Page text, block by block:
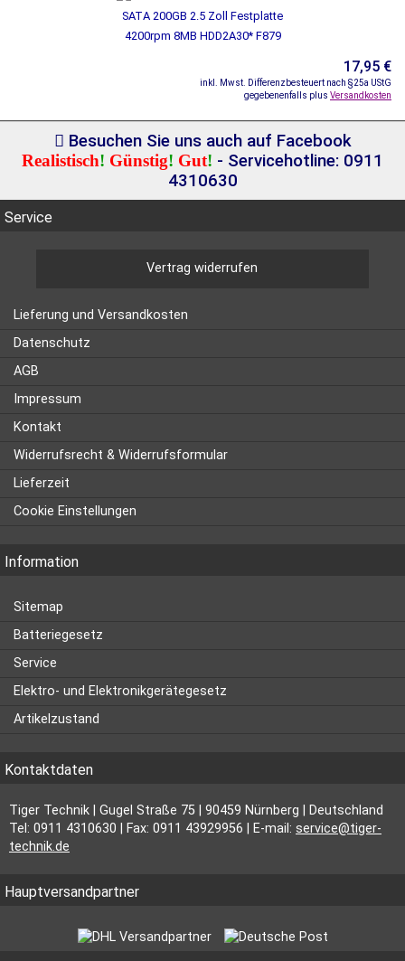
17,95 €
inkl. Mwst. Differenzbesteuert nach §25a UStG
gegebenenfalls plus Versandkosten
Besuchen Sie uns auch auf Facebook
Realistisch! Günstig! Gut! - Servicehotline: 0911
4310630
Service
Vertrag widerrufen
Lieferung und Versandkosten
Datenschutz
AGB
Impressum
Kontakt
Widerrufsrecht & Widerrufsformular
Lieferzeit
Cookie Einstellungen
Information
Sitemap
Batteriegesetz
Service
Elektro- und Elektronikgerätegesetz
Artikelzustand
Kontaktdaten
Tiger Technik | Gugel Straße 75 | 90459 Nürnberg | Deutschland
Tel: 0911 4310630 | Fax: 0911 43929956 | E-mail: service@tiger-
technik.de
Hauptversandpartner